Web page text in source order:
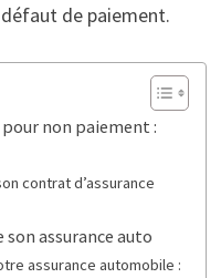
défaut de paiement.
non paiement :
contrat d’assurance
assurance auto
assurance automobile :